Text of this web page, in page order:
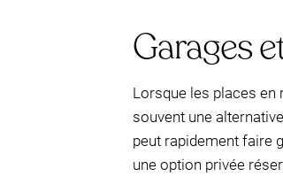
Garages
Lorsque les places en
souvent une
peut rapidement faire
une option privée